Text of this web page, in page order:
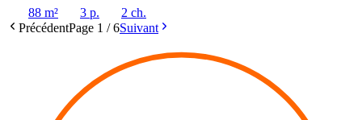
88 m²
3 p.
2 ch.
PrécédentPage 1 /6Suivant